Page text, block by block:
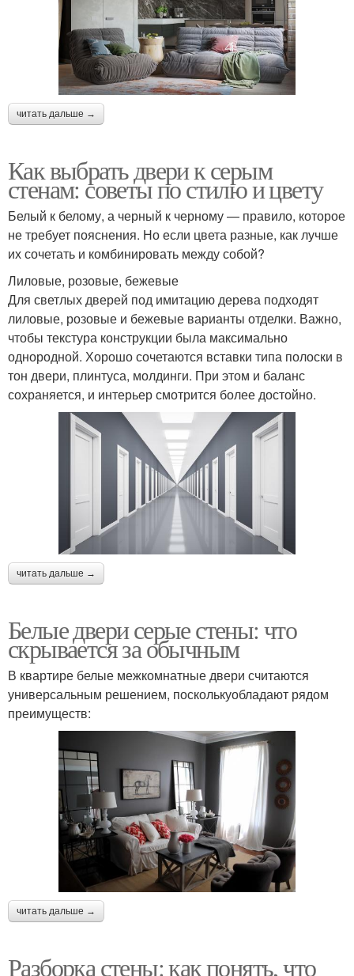
Интерьер в серых тонах
Бежево-коричневый
интерьер
Серо-бежевый
интерьер
Бежево-фиолетовый
Бежево-розовый
интерьер
Цветы в монохромных
интерьерах
Рисунок на стене
Стен к раскраске Живопись на стенах
Рисунки на стене Стены в зале
Стен в комнате Стен в зале
Гамма для стен Красивый интерьер
Цвета на стене Стен на улице
Пейзажи на стену Роспись для стен
Пейзаж на стене
читать дальше →
Как выбрать двери к серым
стенам: советы по стилю и цвету
Белый к белому, а черный к черному — правило, которое
не требует пояснения. Но если цвета разные, как лучше
их сочетать и комбинировать между собой?
Лиловые, розовые, бежевые
Для светлых дверей под имитацию дерева подходят
лиловые, розовые и бежевые варианты отделки. Важно,
чтобы текстура конструкции была максимально
однородной. Хорошо сочетаются вставки типа полоски в
тон двери, плинтуса, молдинги. При этом и баланс
сохраняется, и интерьер смотрится более достойно.
читать дальше →
Белые двери серые стены: что
скрывается за обычным
В квартире белые межкомнатные двери считаются
универсальным решением, посколькуобладают рядом
преимуществ:
читать дальше →
Разборка стены: как понять, что